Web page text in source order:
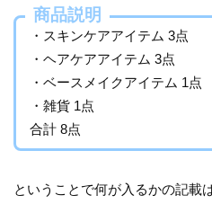
商品説明
・スキンケアアイテム 3点
・ヘアケアアイテム 3点
・ベースメイクアイテム 1点
・雑貨 1点
合計 8点
ということで何が入るかの記載